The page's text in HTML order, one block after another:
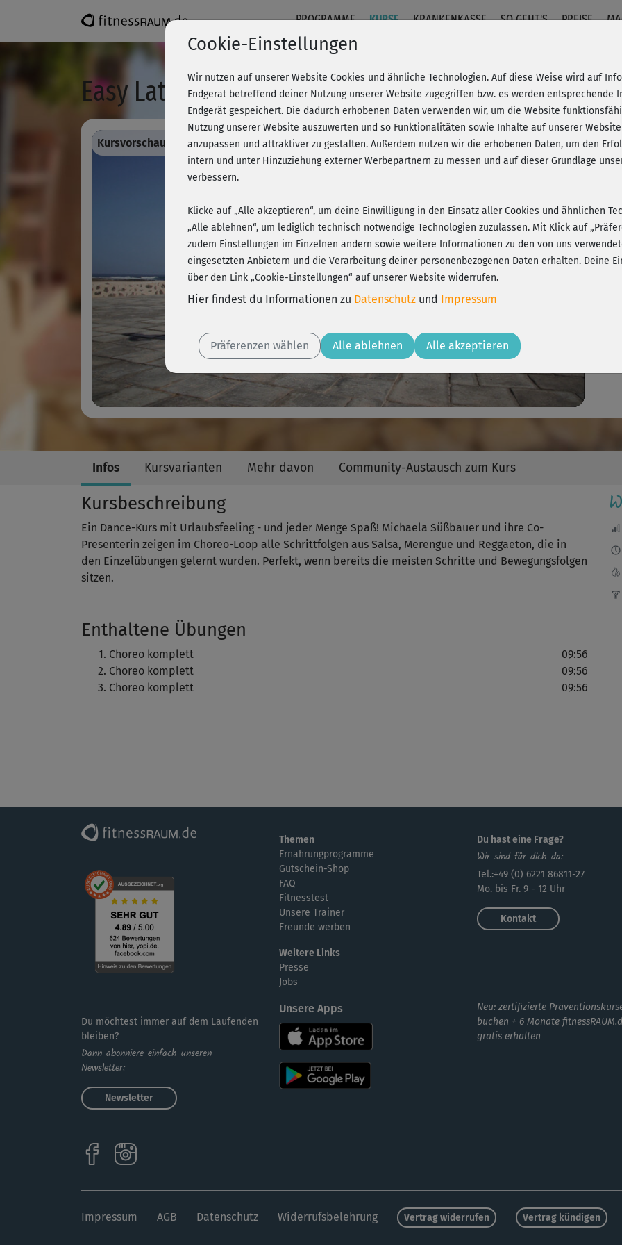
PROGRAMME KURSE KRANKENKASSE SO GEHT'S PREISE
Easy Latin Dance - Choreo-Loop
Play
Video
Kursvorschau - Anmelden und alles trainieren! 20% Rabatt + Wunsch-Goodie
M
S
Infos Kursvarianten Mehr davon Community-Austausch zum Kurs
Kursbeschreibung
Ein Dance-Kurs mit Urlaubsfeeling - und jeder Menge Spaß! Michaela Süßbauer und ihre Co-
Presenterin zeigen im Choreo-Loop alle Schrittfolgen aus Salsa, Merengue und Reggaeton, die in
den Einzelübungen gelernt wurden. Perfekt, wenn bereits die meisten Schritte und Bewegungsfolgen
sitzen.
Enthaltene Übungen
Choreo komplett
09:56
Choreo komplett
09:56
Choreo komplett
09:56
Du möchtest immer auf dem Laufenden
bleiben?
Dann abonniere einfach unseren
Newsletter:
Newsletter
Themen
Ernährungprogramme
Gutschein-Shop
FAQ
Fitnesstest
Unsere Trainer
Freunde werben
Weitere Links
Presse
Jobs
Unsere Apps
Du hast eine Frage?
Wir sind für dich da:
Tel.:+49 (0) 6221 86811-27
Mo. bis Fr. 9 - 12 Uhr
Kontakt
Neu: zertifizierte
buchen + 6 Monate
gratis erhalten
Impressum AGB Datenschutz Widerrufsbelehrung Vertrag widerrufen Vertrag kündigen
Cookie-Einstellungen
Wir nutzen auf unserer Website Cookies und ähnliche Technologien. Auf diese Weise wird auf
Endgerät betreffend deiner Nutzung unserer Website zugegriffen bzw. es werden entsprechende
Endgerät gespeichert. Die dadurch erhobenen Daten verwenden wir, um die Website
Nutzung unserer Website auszuwerten und so Funktionalitäten sowie Inhalte auf unserer
anzupassen und attraktiver zu gestalten. Außerdem nutzen wir die erhobenen Daten, um den
intern und unter Hinzuziehung externer Werbepartnern zu messen und auf dieser Grundlage
verbessern.
Klicke auf „Alle akzeptieren“, um deine Einwilligung in den Einsatz aller Cookies und ähnlichen
„Alle ablehnen“, um lediglich technisch notwendige Technologien zuzulassen. Mit Klick auf
zudem Einstellungen im Einzelnen ändern sowie weitere Informationen zu den von uns
eingesetzten Anbietern und die Verarbeitung deiner personenbezogenen Daten erhalten. Deine
über den Link „Cookie-Einstellungen“ auf unserer Website widerrufen.
Hier findest du Informationen zu Datenschutz und Impressum
Präferenzen wählen Alle ablehnen Alle akzeptieren